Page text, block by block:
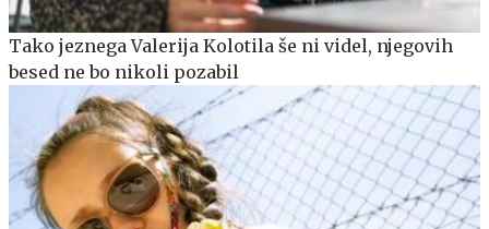
Tako jeznega Valerija Kolotila še ni videl, njegovih
besed ne bo nikoli pozabil